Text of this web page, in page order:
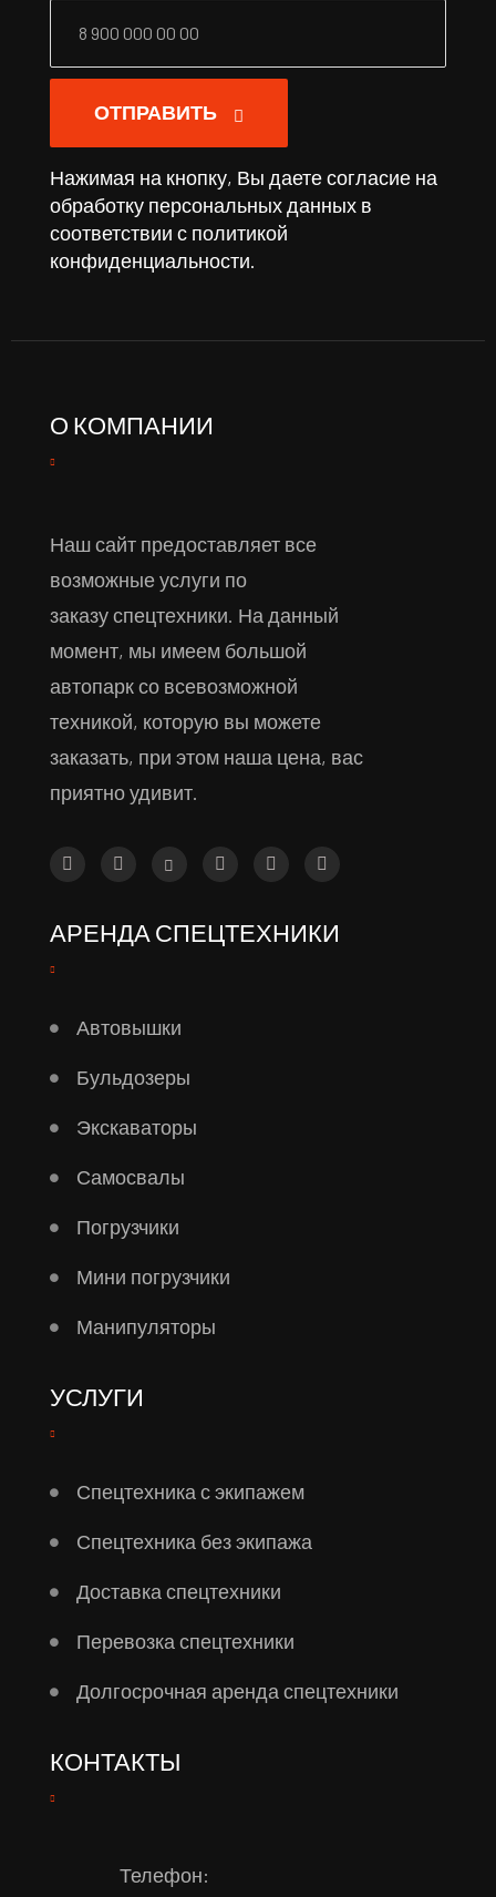
ОТПРАВИТЬ
Нажимая на кнопку, Вы даете согласие на
обработку персональных данных в
соответствии с политикой
конфиденциальности.
О КОМПАНИИ
Наш сайт предоставляет все
возможные услуги по
заказу спецтехники. На данный
момент, мы имеем большой
автопарк со всевозможной
техникой, которую вы можете
заказать, при этом наша цена, вас
приятно удивит.
АРЕНДА СПЕЦТЕХНИКИ
Автовышки
Бульдозеры
Экскаваторы
Самосвалы
Погрузчики
Мини погрузчики
Манипуляторы
УСЛУГИ
Спецтехника с экипажем
Спецтехника без экипажа
Доставка спецтехники
Перевозка спецтехники
Долгосрочная аренда спецтехники
КОНТАКТЫ
Телефон: